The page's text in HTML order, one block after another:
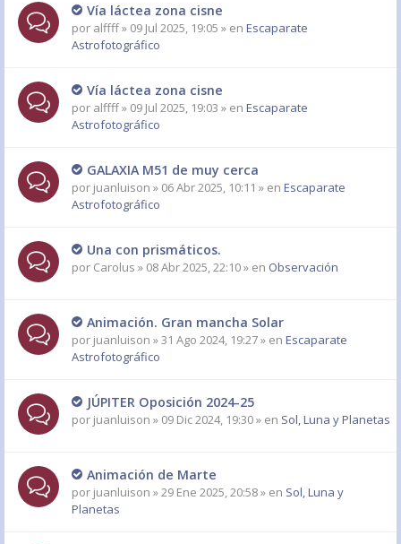
Vía láctea zona cisne
por alffff» 09 Jul 2025, 19:05 » en Escaparate
Astrofotográfico
Vía láctea zona cisne
por alffff» 09 Jul 2025, 19:03 » en Escaparate
Astrofotográfico
GALAXIA M51 de muy cerca
por juanluison » 06 Abr 2025, 10:11 » en Escaparate
Astrofotográfico
Una con prismáticos.
por Carolus » 08 Abr 2025, 22:10 » en Observación
Animación. Gran mancha Solar
por juanluison » 31 Ago 2024, 19:27 » en Escaparate
Astrofotográfico
JÚPITER Oposición 2024-25
por juanluison » 09 Dic 2024, 19:30 » en Sol, Luna y Planetas
Animación de Marte
por juanluison » 29 Ene 2025, 20:58 » en Sol, Luna y
Planetas